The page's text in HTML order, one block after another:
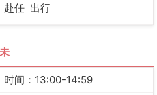
赴任 出行
未
时间：13:00-14:59